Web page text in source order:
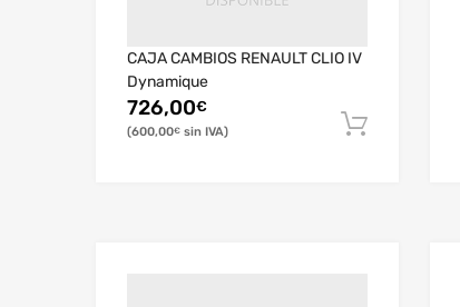
CAJA CAMBIOS RENAULT CLIO IV
Dynamique
726,00€
600,00€